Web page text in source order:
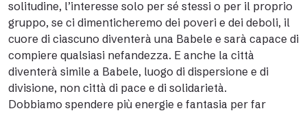
solitudine, l’interesse solo per sé stessi o per il proprio
gruppo, se ci dimenticheremo dei poveri e dei deboli, il
cuore di ciascuno diventerà una Babele e sarà capace di
compiere qualsiasi nefandezza. E anche la città
diventerà simile a Babele, luogo di dispersione e di
divisione, non città di pace e di solidarietà.
Dobbiamo spendere più energie e fantasia per far